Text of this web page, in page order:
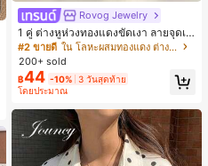
Rovog Jewelry
1 คู่ ต่างหูห่วงทองแดงขัดเงา ลายจุดเร
ขาคณิตสไตล์มินิมอล เหมาะสำหรับสว
มใส่ประจำวันแบบสบายๆ สำหรับผู้หญิง
#2 ขายดี
ใน โลหะผสมทองแดง ต่างหูผู้หญิง
200+ sold
฿44 -10% 3 วันสุดท้าย
โดยประมาณ